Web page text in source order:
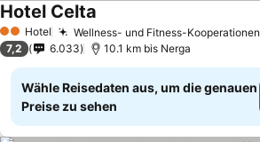
2 Sterne
Hotel Wellness- und Fitness-Kooperationen
Hotel Celta
7,2 6.033 10.1 km bis Nerga
Wähle Reisedaten aus, um die genauen
Preise zu sehen